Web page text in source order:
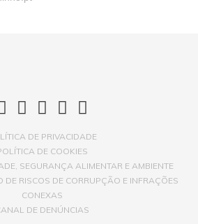
DE PRIVACIDADE
DE COOKIES
SEGURANÇA ALIMENTAR E AMBIENTE
DE RISCOS DE CORRUPÇÃO E INFRAÇÕES
CONEXAS
DE DENÚNCIAS